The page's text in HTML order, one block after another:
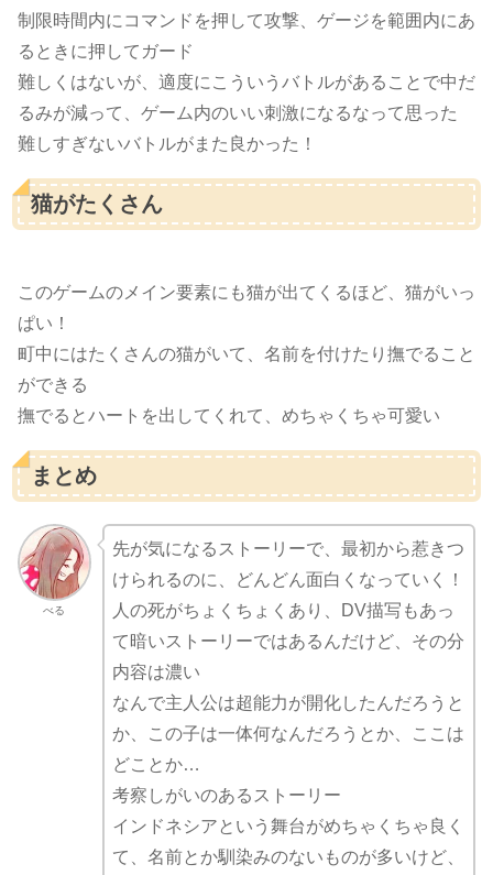
制限時間内にコマンドを押して攻撃、ゲージを範囲内にあ
るときに押してガード
難しくはないが、適度にこういうバトルがあることで中だ
るみが減って、ゲーム内のいい刺激になるなって思った
難しすぎないバトルがまた良かった！
猫がたくさん
このゲームのメイン要素にも猫が出てくるほど、猫がいっ
ぱい！
町中にはたくさんの猫がいて、名前を付けたり撫でること
ができる
撫でるとハートを出してくれて、めちゃくちゃ可愛い
まとめ
べる
先が気になるストーリーで、最初から惹きつ
けられるのに、どんどん面白くなっていく！
人の死がちょくちょくあり、DV描写もあっ
て暗いストーリーではあるんだけど、その分
内容は濃い
なんで主人公は超能力が開化したんだろうと
か、この子は一体何なんだろうとか、ここは
どことか…
考察しがいのあるストーリー
インドネシアという舞台がめちゃくちゃ良く
て、名前とか馴染みのないものが多いけど、